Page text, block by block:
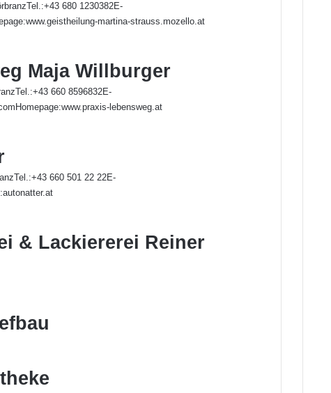
680 1230382E-
martina-strauss.mozello.at
Maja Willburger
660 8596832E-
lebensweg.at
660 501 22 22E-
& Lackiererei Reiner